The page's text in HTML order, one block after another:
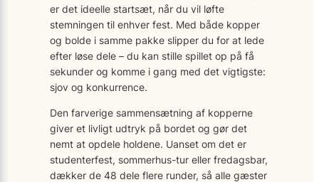
er det ideelle startsæt, når du vil løfte
stemningen til enhver fest. Med både kopper
og bolde i samme pakke slipper du for at lede
efter løse dele – du kan stille spillet op på få
sekunder og komme i gang med det vigtigste:
sjov og konkurrence.
Den farverige sammensætning af kopperne
giver et livligt udtryk på bordet og gør det
nemt at opdele holdene. Uanset om det er
studenterfest, sommerhus-tur eller fredagsbar,
dækker de 48 dele flere runder, så alle gæster